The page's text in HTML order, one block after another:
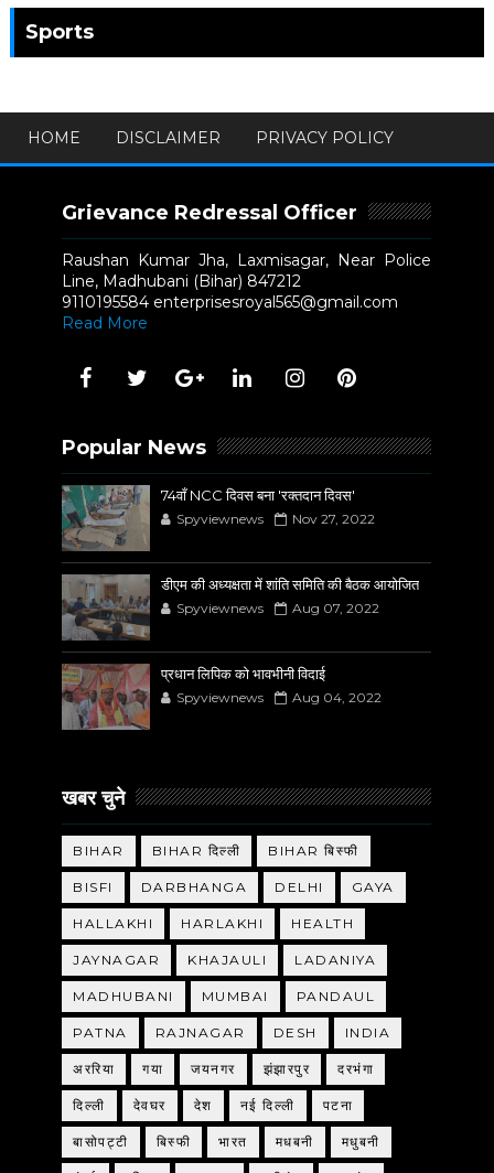
Sports
HOME DISCLAIMER PRIVACY POLICY
Grievance Redressal Officer
Raushan Kumar Jha, Laxmisagar, Near Police
Line, Madhubani (Bihar) 847212
9110195584 enterprisesroyal565@gmail.com
Read More
Popular News
74वाँ NCC दिवस बना 'रक्तदान दिवस'
Spyviewnews Nov 27, 2022
डीएम की अध्यक्षता में शांति समिति की बैठक आयोजित
Spyviewnews Aug 07, 2022
प्रधान लिपिक को भावभीनी विदाई
Spyviewnews Aug 04, 2022
खबर चुने
BIHAR BIHAR दिल्ली BIHAR बिस्फी
BISFI DARBHANGA DELHI GAYA
HALLAKHI HARLAKHI HEALTH
JAYNAGAR KHAJAULI LADANIYA
MADHUBANI MUMBAI PANDAUL
PATNA RAJNAGAR DESH INDIA
अररिया गया जयनगर झंझारपुर दरभंगा
दिल्ली देवघर देश नई दिल्ली पटना
बासोपट्टी बिस्फी भारत मधबनी मधुबनी